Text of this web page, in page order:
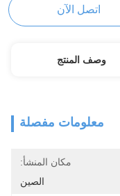
اتصل الآن
وصف المنتج
معلومات مفصلة
مكان المنشأ:
الصين